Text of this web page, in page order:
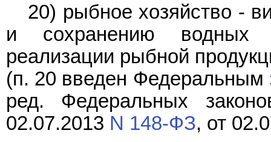
20) рыбное хозяйство -
и сохранению водных
реализации рыбной
(п. 20 введен Федеральным
ред. Федеральных
02.07.2013 N 148-ФЗ, от